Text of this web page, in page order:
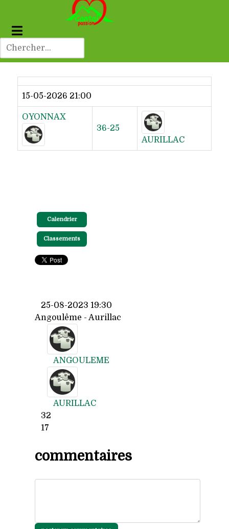
Dernier résultat
15-05-2026 21:00
OYONNAX
36-25
AURILLAC
Calendrier
Classements
25-08-2023 19:30
Angoulême - Aurillac
ANGOULEME
AURILLAC
32
17
commentaires